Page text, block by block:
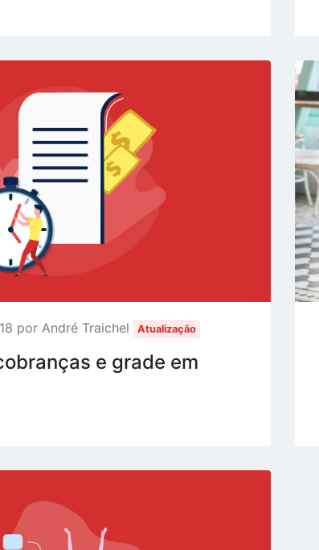
por André Traichel Atualização
e grade em